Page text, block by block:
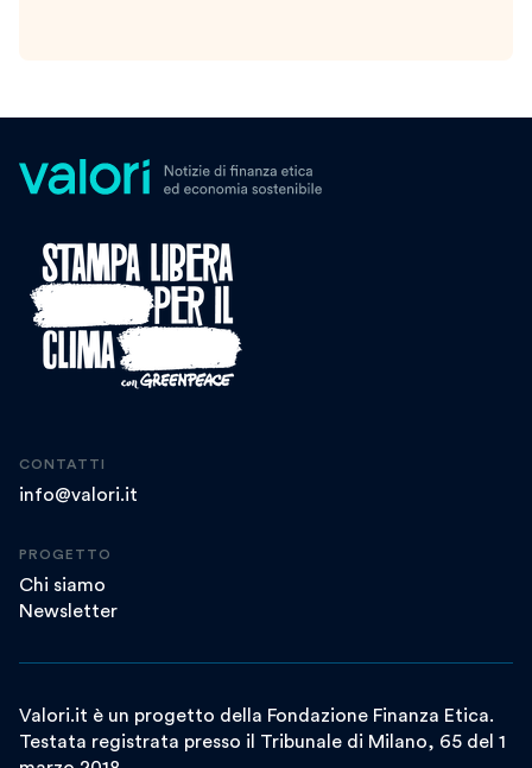
CONTATTI
info@valori.it
PROGETTO
Chi siamo
Newsletter
Valori.it è un progetto della Fondazione Finanza Etica.
Testata registrata presso il Tribunale di Milano, 65 del 1